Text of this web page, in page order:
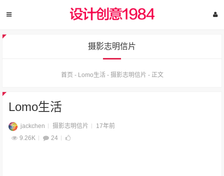
摄影志明信片
首页 - Lomo生活- 摄影志明信片 - 正文
Lomo生活
jackchen 摄影志明信片
17年前
9.26K
24